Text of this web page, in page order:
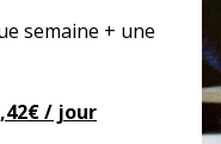
semaine + une
/ jour